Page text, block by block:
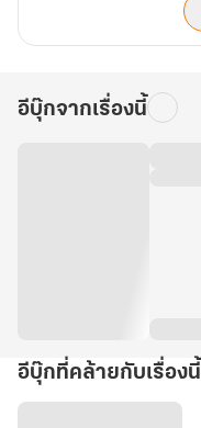
อีบุ๊กจากเรื่องนี้
อีบุ๊กที่คล้ายกับเรื่องนี้